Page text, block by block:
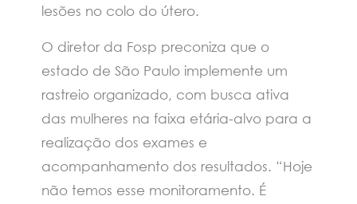
lesões no colo do útero.
O diretor da Fosp preconiza que o
estado de São Paulo implemente um
rastreio organizado, com busca ativa
das mulheres na faixa etária-alvo para a
realização dos exames e
acompanhamento dos resultados. “Hoje
não temos esse monitoramento. É